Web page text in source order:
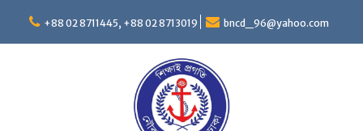
i
+88 02 8711445, +88 02 8713019 bncd_96@yahoo.com